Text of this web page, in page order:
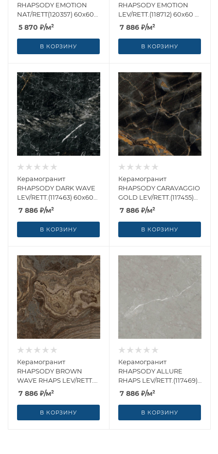
RHAPSODY EMOTION
NAT/RETT(120357) 60x60
от Naxos Ceramica
(Италия)
5 870 ₽/м²
В КОРЗИНУ
RHAPSODY EMOTION
LEV/RETT.(118712) 60x60 от
Naxos Ceramica (Италия)
7 886 ₽/м²
В КОРЗИНУ
Керамогранит
RHAPSODY DARK WAVE
LEV/RETT.(117463) 60x60
от Naxos Ceramica
(Италия)
7 886 ₽/м²
В КОРЗИНУ
Керамогранит
RHAPSODY CARAVAGGIO
GOLD LEV/RETT.(117455)
60x60 от Naxos Ceramica
(Италия)
7 886 ₽/м²
В КОРЗИНУ
Керамогранит
RHAPSODY BROWN
WAVE RHAPS LEV/RETT.
(117462) 60x60 от Naxos
Ceramica (Италия)
7 886 ₽/м²
В КОРЗИНУ
Керамогранит
RHAPSODY ALLURE
RHAPS LEV/RETT.(117469)
60x60 от Naxos Ceramica
(Италия)
7 886 ₽/м²
В КОРЗИНУ